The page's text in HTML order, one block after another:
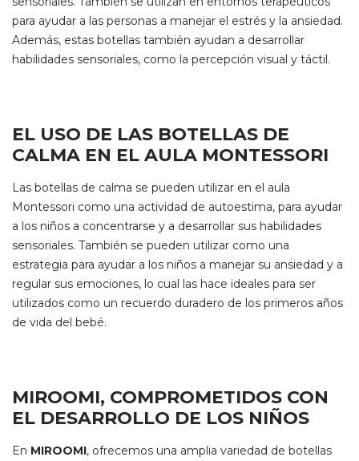
para ayudar a las personas a manejar el estrés y la ansiedad.
Además, estas botellas también ayudan a desarrollar
habilidades sensoriales, como la percepción visual y táctil.
EL USO DE LAS BOTELLAS DE
CALMA EN EL AULA MONTESSORI
Las botellas de calma se pueden utilizar en el aula
Montessori como una actividad de autoestima, para ayudar
a los niños a concentrarse y a desarrollar sus habilidades
sensoriales. También se pueden utilizar como una
estrategia para ayudar a los niños a manejar su ansiedad y a
regular sus emociones, lo cual las hace ideales para ser
utilizados como un recuerdo duradero de los primeros años
de vida del bebé.
MIROOMI, COMPROMETIDOS CON
EL DESARROLLO DE LOS NIÑOS
En MIROOMI, ofrecemos una amplia variedad de botellas